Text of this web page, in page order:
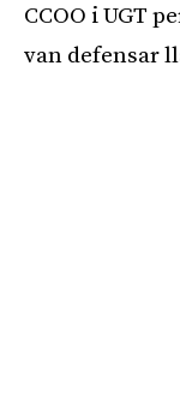
CCOO i UGT
van defensar